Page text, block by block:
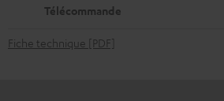
Télécommande
Fiche technique [PDF]